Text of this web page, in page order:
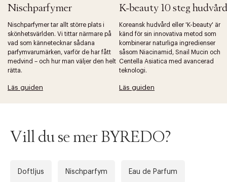
Nischparfymer
Nischparfymer tar allt större plats i
skönhetsvärlden. Vi tittar närmare på
vad som kännetecknar sådana
parfymvarumärken, varför de har fått
medvind – och hur man väljer den helt
rätta.
Läs guiden
K-beauty 10 steg hudvård
Koreansk hudvård eller 'K-beauty' är
känd för sin innovativa metod som
kombinerar naturliga ingredienser
såsom Niacinamid, Snail Mucin och
Centella Asiatica med avancerad
teknologi.
Läs guiden
Tidigare
Vill du se mer BYREDO?
Doftljus Nischparfym Eau de Parfum